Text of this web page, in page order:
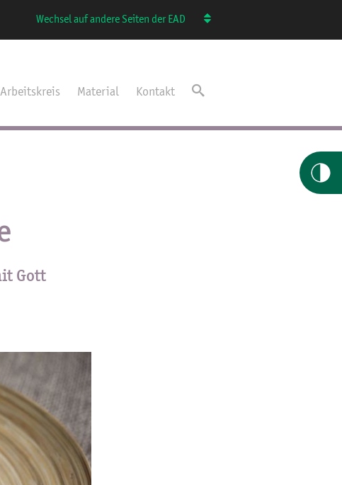
Wechsel auf andere Seiten der EAD
Arbeitskreis Material Kontakt
Gott